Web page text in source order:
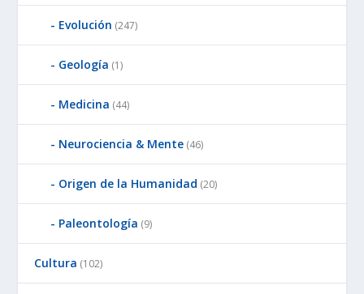
Evolución (247)
Geología (1)
Medicina (44)
Neurociencia & Mente (46)
Origen de la Humanidad (20)
Paleontología (9)
Cultura (102)